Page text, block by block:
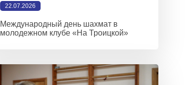
22.07.2026
Международный день шахмат в
молодежном клубе «На Троицкой»